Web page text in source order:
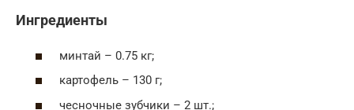
Ингредиенты
минтай – 0.75 кг;
картофель – 130 г;
чесночные зубчики – 2 шт.;